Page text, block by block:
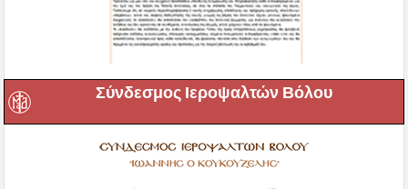
Σύνδεσμος Ιεροψαλτών Βόλου